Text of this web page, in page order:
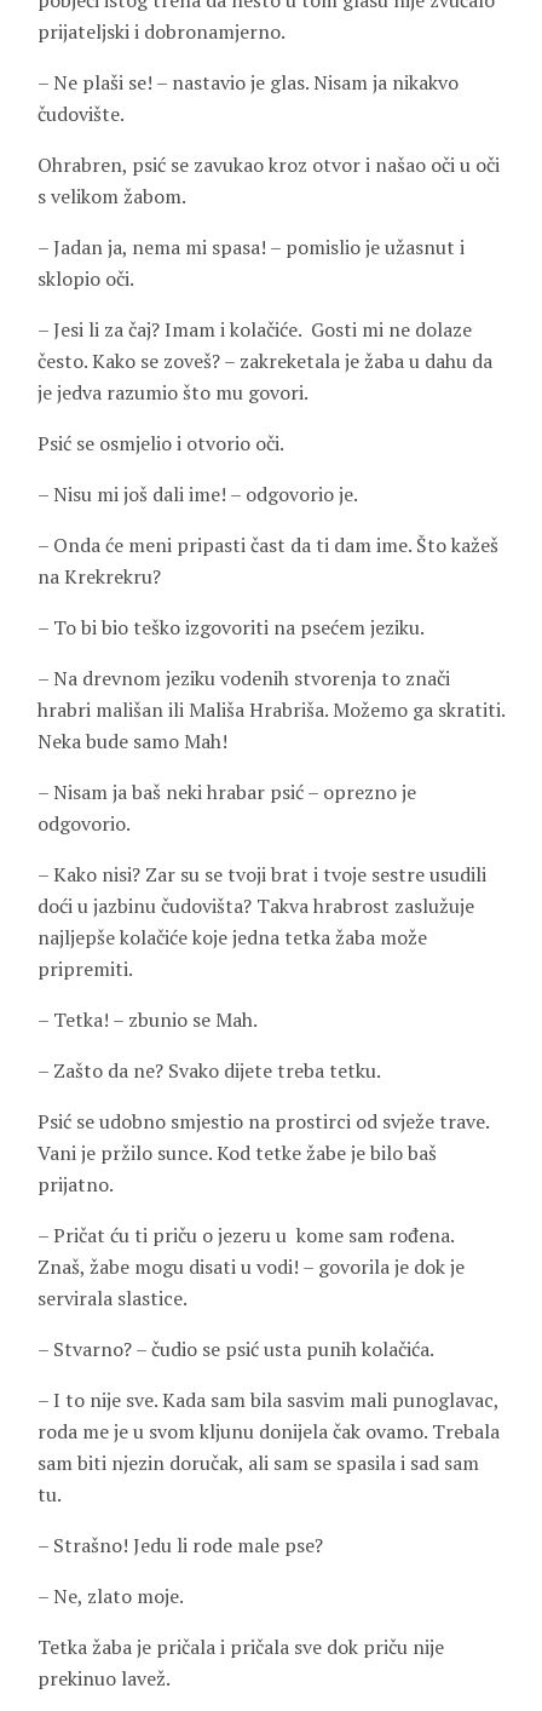
prijateljski i dobronamjerno.
– Ne plaši se! – nastavio je glas. Nisam ja nikakvo
čudovište.
Ohrabren, psić se zavukao kroz otvor i našao oči u oči
s velikom žabom.
– Jadan ja, nema mi spasa! – pomislio je užasnut i
sklopio oči.
– Jesi li za čaj? Imam i kolačiće. Gosti mi ne dolaze
često. Kako se zoveš? – zakreketala je žaba u dahu da
je jedva razumio što mu govori.
Psić se osmjelio i otvorio oči.
– Nisu mi još dali ime! – odgovorio je.
– Onda će meni pripasti čast da ti dam ime. Što kažeš
na Krekrekru?
– To bi bio teško izgovoriti na psećem jeziku.
– Na drevnom jeziku vodenih stvorenja to znači
hrabri mališan ili Mališa Hrabriša. Možemo ga skratiti.
Neka bude samo Mah!
– Nisam ja baš neki hrabar psić – oprezno je
odgovorio.
– Kako nisi? Zar su se tvoji brat i tvoje sestre usudili
doći u jazbinu čudovišta? Takva hrabrost zaslužuje
najljepše kolačiće koje jedna tetka žaba može
pripremiti.
– Tetka! – zbunio se Mah.
– Zašto da ne? Svako dijete treba tetku.
Psić se udobno smjestio na prostirci od svježe trave.
Vani je pržilo sunce. Kod tetke žabe je bilo baš
prijatno.
– Pričat ću ti priču o jezeru u kome sam rođena.
Znaš, žabe mogu disati u vodi! – govorila je dok je
servirala slastice.
– Stvarno? – čudio se psić usta punih kolačića.
– I to nije sve. Kada sam bila sasvim mali punoglavac,
roda me je u svom kljunu donijela čak ovamo. Trebala
sam biti njezin doručak, ali sam se spasila i sad sam
tu.
– Strašno! Jedu li rode male pse?
– Ne, zlato moje.
Tetka žaba je pričala i pričala sve dok priču nije
prekinuo lavež.